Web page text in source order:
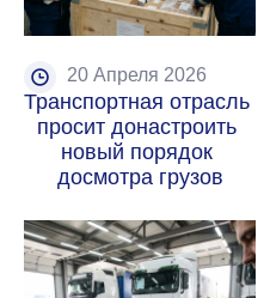
20 Апреля 2026
Транспортная отрасль
просит донастроить
новый порядок
досмотра грузов